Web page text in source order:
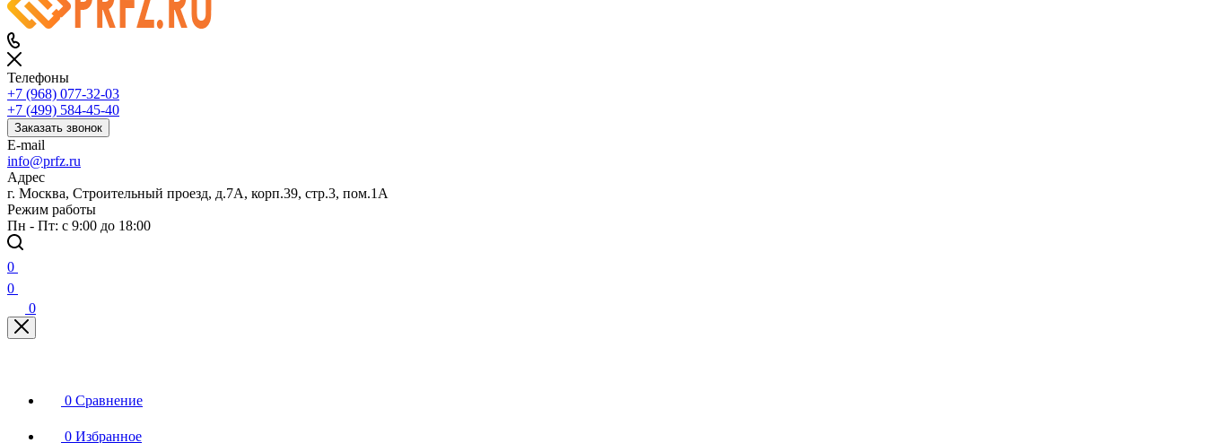
Телефоны
+7 (968) 077-32-03
+7 (499) 584-45-40
Заказать звонок
E-mail
info@prfz.ru
Адрес
г. Москва, Строительный проезд, д.7А, корп.39, стр.3, пом.1А
Режим работы
Пн - Пт: с 9:00 до 18:00
0
0
0
0 Сравнение
0 Избранное